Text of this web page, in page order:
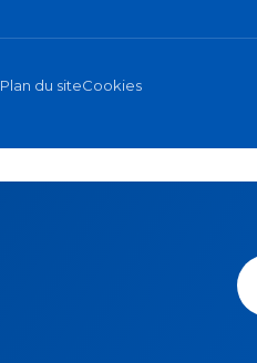
Plan du siteCookies